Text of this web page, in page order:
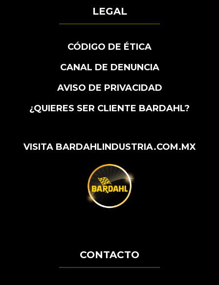
LEGAL
CÓDIGO DE ÉTICA
CANAL DE DENUNCIA
AVISO DE PRIVACIDAD
¿QUIERES SER CLIENTE BARDAHL?
VISITA BARDAHLINDUSTRIA.COM.MX
CONTACTO